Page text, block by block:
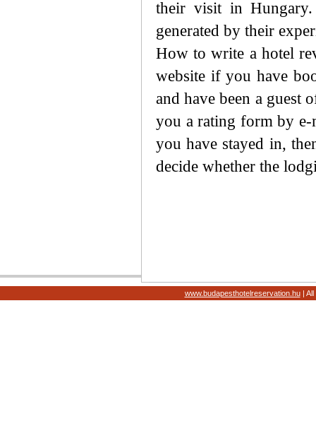
their visit in
generated by their
How to write a hotel
website if you have
and have been a guest
you a rating form by
you have stayed in,
decide whether the
www.budapesthotelreservation.hu| All